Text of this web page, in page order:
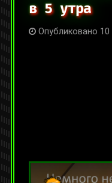
в 5 утра
Опубликовано 10